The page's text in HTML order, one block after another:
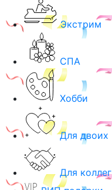
Экстрим
СПА
Хобби
Для двоих
Для коллег